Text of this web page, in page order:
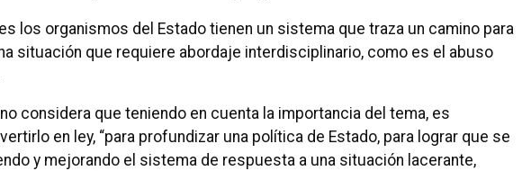
los organismos del Estado tienen un sistema que traza un camino para
situación que requiere abordaje interdisciplinario, como es el abuso
considera que teniendo en cuenta la importancia del tema, es
en ley, “para profundizar una política de Estado, para lograr que se
y mejorando el sistema de respuesta a una situación lacerante,